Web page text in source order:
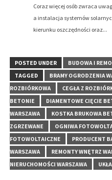
Coraz więcej osób zwraca
a instalacja systemów
kierunku oszczędności oraz...
POSTED UNDER
BUDOWA I
TAGGED
BRAMY OGRODZENIA
ROZBIÓRKOWA
CEGŁA Z
BETONIE
DIAMENTOWE CIĘCIE
WARSZAWA
KOSTKA BRUKOWA
ZGRZEWANE
OGNIWA
FOTOWOLTAICZNE
PRODUCENT
WARSZAWA
REMONTY WNĘTRZ
NIERUCHOMOŚCI WARSZAWA